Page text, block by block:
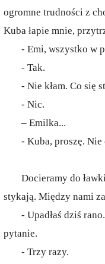
ogromne trudności z
Kuba łapie mnie,
- Emi, wszystko w
- Tak.
- Nie kłam. Co się
- Nic.
– Emilka...
- Kuba, proszę.
Docieramy do
stykają. Między nami
- Upadłaś dziś
pytanie.
- Trzy razy.